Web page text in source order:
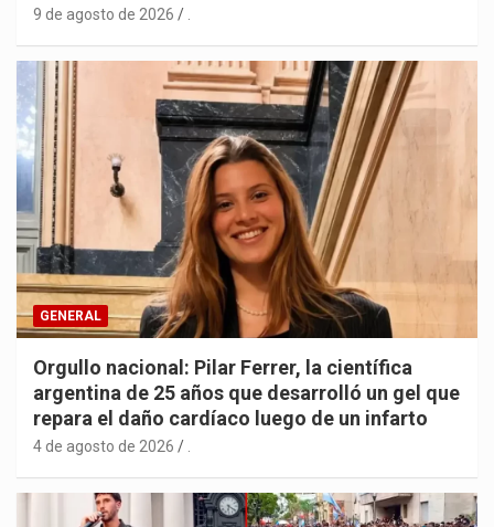
9 de agosto de 2026 .
GENERAL
Orgullo nacional: Pilar Ferrer, la científica
argentina de 25 años que desarrolló un gel que
repara el daño cardíaco luego de un infarto
4 de agosto de 2026 .